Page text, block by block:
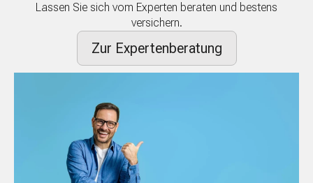
Lassen Sie sich vom Experten beraten und bestens
versichern.
Zur Expertenberatung